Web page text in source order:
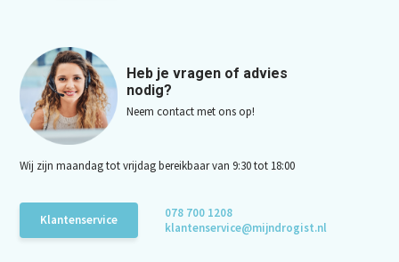
Heb je vragen of advies
nodig?
Neem contact met ons op!
Wij zijn maandag tot vrijdag bereikbaar van 9:30 tot 18:00
Klantenservice
078 700 1208
klantenservice@mijndrogist.nl